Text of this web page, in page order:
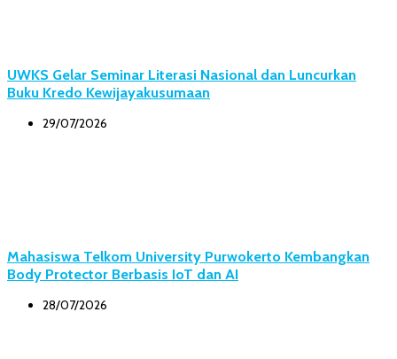
UWKS Gelar Seminar Literasi Nasional dan Luncurkan
Buku Kredo Kewijayakusumaan
29/07/2026
Mahasiswa Telkom University Purwokerto Kembangkan
Body Protector Berbasis IoT dan AI
28/07/2026